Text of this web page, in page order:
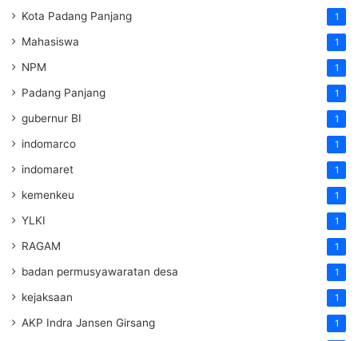
Kota Padang Panjang 1
Mahasiswa 1
NPM 1
Padang Panjang 1
gubernur BI 1
indomarco 1
indomaret 1
kemenkeu 1
YLKI 1
RAGAM 1
badan permusyawaratan desa 1
kejaksaan 1
AKP Indra Jansen Girsang 1